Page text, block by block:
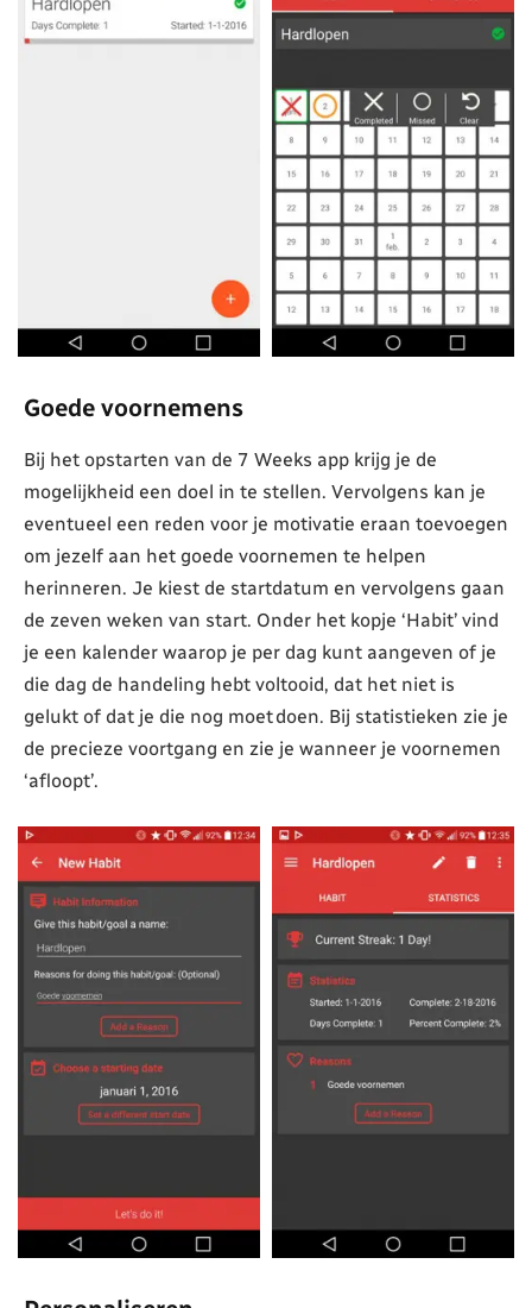
Goede voornemens
Bij het opstarten van de 7 Weeks app krijg je de
mogelijkheid een doel in te stellen. Vervolgens kan je
eventueel een reden voor je motivatie eraan toevoegen
om jezelf aan het goede voornemen te helpen
herinneren. Je kiest de startdatum en vervolgens gaan
de zeven weken van start. Onder het kopje ‘Habit’ vind
je een kalender waarop je per dag kunt aangeven of je
die dag de handeling hebt voltooid, dat het niet is
gelukt of dat je die nog moet doen. Bij statistieken zie je
de precieze voortgang en zie je wanneer je voornemen
‘afloopt’.